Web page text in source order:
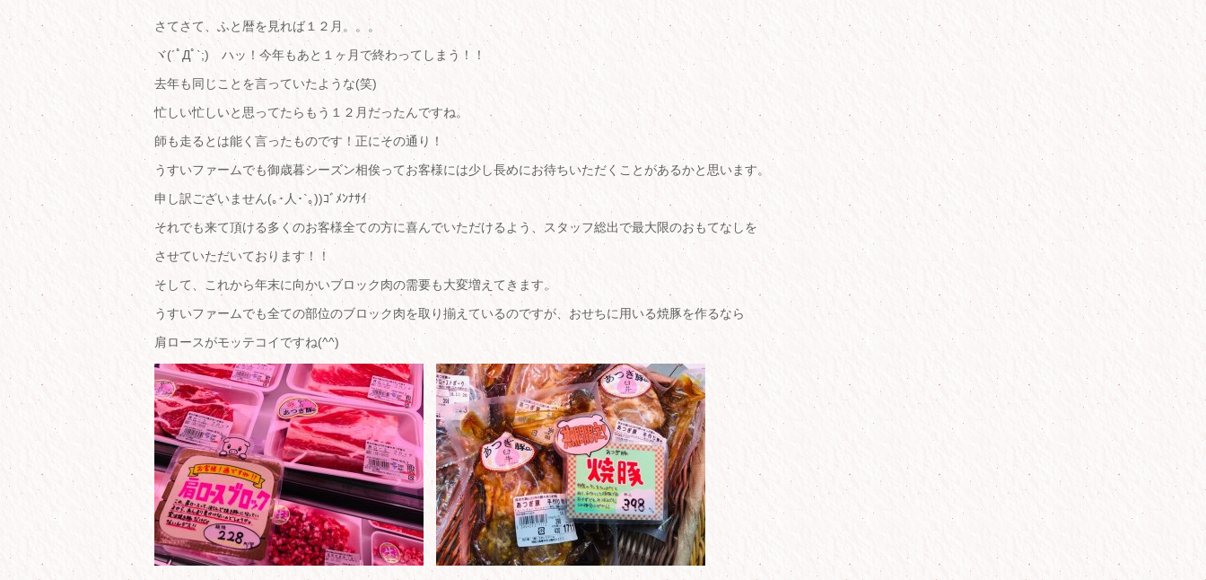
さてさて、ふと暦を見れば１２月。。。
ヾ(´ﾟДﾟ`;)ゝハッ！今年もあと１ヶ月で終わってしまう！！
去年も同じことを言っていたような(笑)
忙しい忙しいと思ってたらもう１２月だったんですね。
師も走るとは能く言ったものです！正にその通り！
うすいファームでも御歳暮シーズン相俟ってお客様には少し長めにお待ちいただくことがあるかと思います。
申し訳ございません(｡･人･`｡))ｺﾞﾒﾝﾅｻｲ
それでも来て頂ける多くのお客様全ての方に喜んでいただけるよう、スタッフ総出で最大限のおもてなしを
させていただいております！！
そして、これから年末に向かいブロック肉の需要も大変増えてきます。
うすいファームでも全ての部位のブロック肉を取り揃えているのですが、おせちに用いる焼豚を作るなら
肩ロースがモッテコイですね(^^)